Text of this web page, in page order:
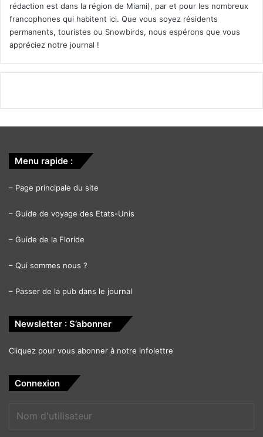
rédaction est dans la région de Miami), par et pour les nombreux
francophones qui habitent ici. Que vous soyez résidents
permanents, touristes ou Snowbirds, nous espérons que vous
appréciez notre journal !
Menu rapide :
– Page principale du site
– Guide de voyage des Etats-Unis
– Guide de la Floride
– Qui sommes nous ?
– Passer de la pub dans le journal
Newsletter : S’abonner
Cliquez pour vous abonner à notre infolettre
Connexion